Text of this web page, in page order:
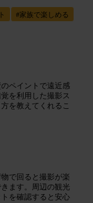
#家族で楽しめる
ペイントで遠近感
を利用した撮影ス
を教えてくれるこ
で回ると撮影が楽
ます。周辺の観光
を確認すると安心